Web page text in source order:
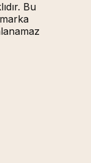
Bu